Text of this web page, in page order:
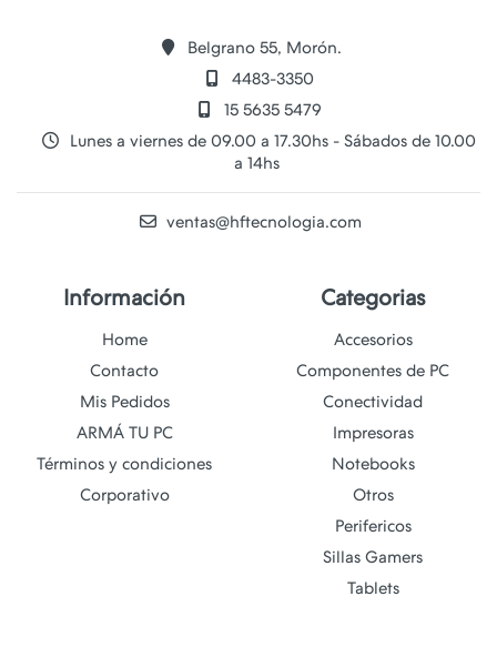
Belgrano 55, Morón.
4483-3350
15 5635 5479
Lunes a viernes de 09.00 a 17.30hs - Sábados de 10.00
a 14hs
ventas@hftecnologia.com
Información
Home
Contacto
Mis Pedidos
ARMÁ TU PC
Términos y condiciones
Corporativo
Categorias
Accesorios
Componentes de PC
Conectividad
Impresoras
Notebooks
Otros
Perifericos
Sillas Gamers
Tablets